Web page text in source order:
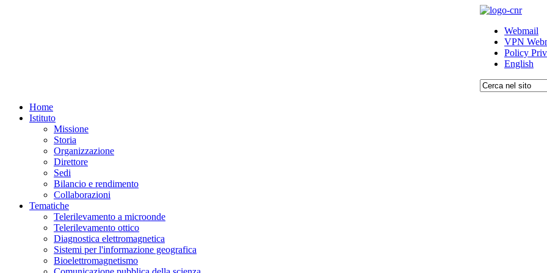
Webmail
VPN
Policy
English
Home
Istituto
Missione
Storia
Organizzazione
Direttore
Sedi
Bilancio e rendimento
Collaborazioni
Tematiche
Telerilevamento a microonde
Telerilevamento ottico
Diagnostica elettromagnetica
Sistemi per l'informazione geografica
Bioelettromagnetismo